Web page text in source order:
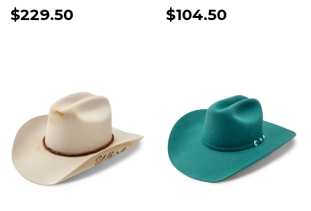
PRECIO
HABITUAL
$229.50 PRECIO
HABITUAL
$104.50